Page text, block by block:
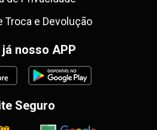
Troca e Devolução
já nosso APP
Seguro